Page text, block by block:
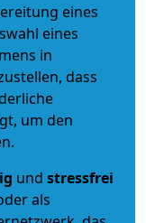
eines
eines
in
dass
um den
und stressfrei
als